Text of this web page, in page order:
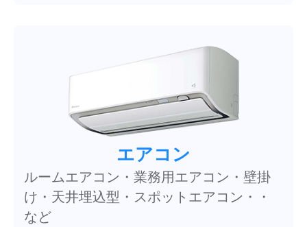
エアコン
ルームエアコン・業務用エアコン・壁掛
け・天井埋込型・スポットエアコン・・
など